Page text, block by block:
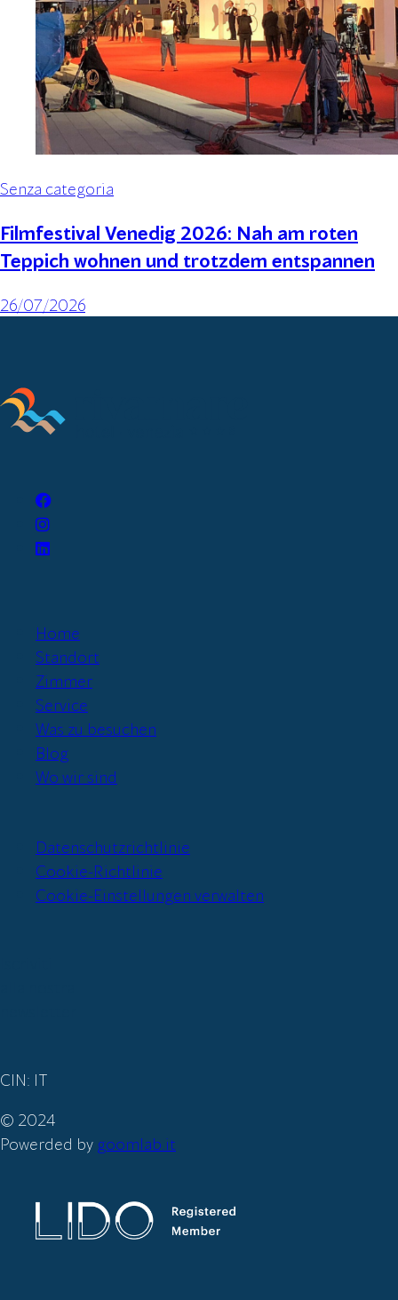
Senza categoria
Filmfestival Venedig 2026: Nah am roten
Teppich wohnen und trotzdem entspannen
26/07/2026
Home
Standort
Zimmer
Service
Was zu besuchen
Blog
Wo wir sind
Datenschutzrichtlinie
Cookie-Richtlinie
Cookie-Einstellungen verwalten
CIN: IT
© 2024
Powerded by goomlab.it